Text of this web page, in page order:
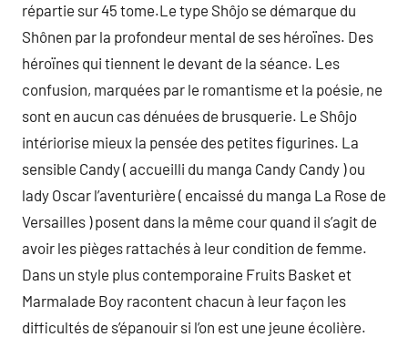
répartie sur 45 tome.Le type Shôjo se démarque du
Shônen par la profondeur mental de ses héroïnes. Des
héroïnes qui tiennent le devant de la séance. Les
confusion, marquées par le romantisme et la poésie, ne
sont en aucun cas dénuées de brusquerie. Le Shôjo
intériorise mieux la pensée des petites figurines. La
sensible Candy ( accueilli du manga Candy Candy ) ou
lady Oscar l’aventurière ( encaissé du manga La Rose de
Versailles ) posent dans la même cour quand il s’agit de
avoir les pièges rattachés à leur condition de femme.
Dans un style plus contemporaine Fruits Basket et
Marmalade Boy racontent chacun à leur façon les
difficultés de s’épanouir si l’on est une jeune écolière.